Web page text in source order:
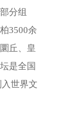
分组
3500余
丘、皇
是全国
世界文